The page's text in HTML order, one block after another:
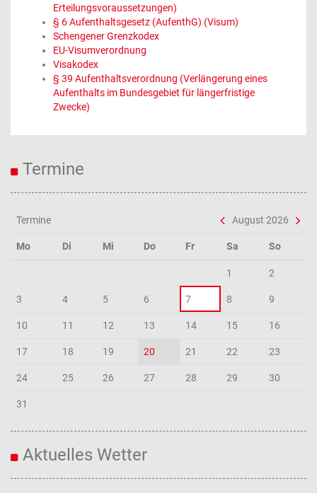
Erteilungsvoraussetzungen)
§ 6 Aufenthaltsgesetz (AufenthG) (Visum)
Schengener Grenzkodex
EU-Visumverordnung
Visakodex
§ 39 Aufenthaltsverordnung (Verlängerung eines
Aufenthalts im Bundesgebiet für längerfristige
Zwecke)
Termine
Termine August 2026
Mo Di Mi Do Fr Sa So
1 2
3 4 5 6 7 8 9
10 11 12 13 14 15 16
17 18 19 20 21 22 23
24 25 26 27 28 29 30
31
Aktuelles Wetter